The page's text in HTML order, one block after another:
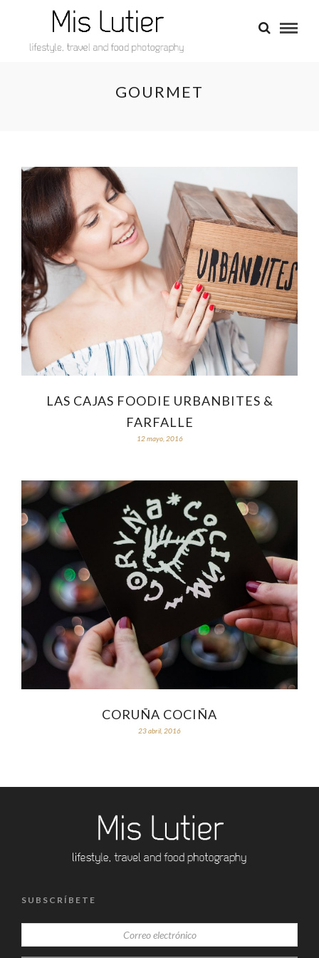
GOURMET
LAS CAJAS FOODIE URBANBITES &
FARFALLE
12 mayo, 2016
CORUÑA COCIÑA
23 abril, 2016
SUBSCRÍBETE